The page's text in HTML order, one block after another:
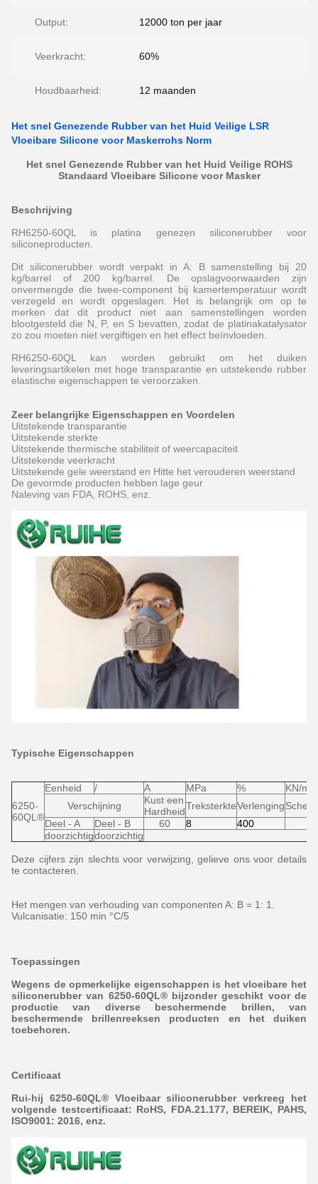
Output: 12000 ton per jaar
Veerkracht: 60%
Houdbaarheid: 12 maanden
Het snel Genezende Rubber van het Huid Veilige LSR
Vloeibare Silicone voor Maskerrohs Norm
Het snel Genezende Rubber van het Huid Veilige ROHS
Standaard Vloeibare Silicone voor Masker
Beschrijving
RH6250-60QL is platina genezen siliconerubber voor
siliconeproducten.
Dit siliconerubber wordt verpakt in A: B samenstelling bij 20
kg/barrel of 200 kg/barrel. De opslagvoorwaarden zijn
onvermengde die twee-component bij kamertemperatuur wordt
verzegeld en wordt opgeslagen. Het is belangrijk om op te
merken dat dit product niet aan samenstellingen worden
blootgesteld die N, P, en S bevatten, zodat de platinakatalysator
zo zou moeten niet vergiftigen en het effect beïnvloeden.
RH6250-60QL kan worden gebruikt om het duiken
leveringsartikelen met hoge transparantie en uitstekende rubber
elastische eigenschappen te veroorzaken.
Zeer belangrijke Eigenschappen en Voordelen
Uitstekende transparantie
Uitstekende sterkte
Uitstekende thermische stabiliteit of weercapaciteit
Uitstekende veerkracht
Uitstekende gele weerstand en Hitte het verouderen weerstand
De gevormde producten hebben lage geur
Naleving van FDA, ROHS, enz.
Typische Eigenschappen
6250-
60QL®
Eenheid / A MPa %
KN/m
Verschijning
Kust een
HardheidTreksterkteVerlenging
Deel - A
Deel - B 60 8 400
doorzichtigdoorzichtig
Deze cijfers zijn slechts voor verwijzing, gelieve ons voor details
te contacteren.
Het mengen van verhouding van componenten A: B = 1: 1.
Vulcanisatie: 150 min °C/5
Toepassingen
Wegens de opmerkelijke eigenschappen is het vloeibare het
siliconerubber van 6250-60QL® bijzonder geschikt voor de
productie van diverse beschermende brillen, van
beschermende brillenreeksen producten en het duiken
toebehoren.
Certificaat
Rui-hij 6250-60QL® Vloeibaar siliconerubber verkreeg het
volgende testcertificaat: RoHS, FDA.21.177, BEREIK, PAHS,
ISO9001: 2016, enz.